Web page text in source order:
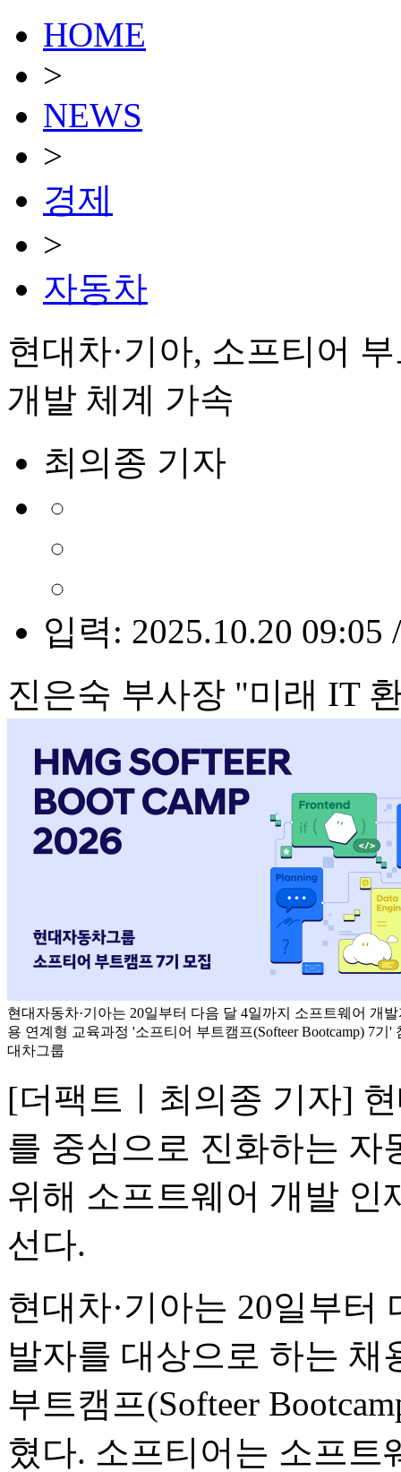
HOME
>
NEWS
>
경제
>
자동차
현대차·기아, 소프티어
개발 체계 가속
최의종 기자
입력: 2025.10.20 09:05
진은숙 부사장 "미래 IT
현대자동차·기아는 20일부터 다음 달 4일까지 소프트웨어 개
용 연계형 교육과정 '소프티어 부트캠프(Softeer Bootcamp) 7기'
대차그룹
[더팩트ㅣ최의종 기자]
를 중심으로 진화하는 자
위해 소프트웨어 개발 인
선다.
현대차·기아는 20일부터
발자를 대상으로 하는
부트캠프(Softeer
혔다. 소프티어는 소프